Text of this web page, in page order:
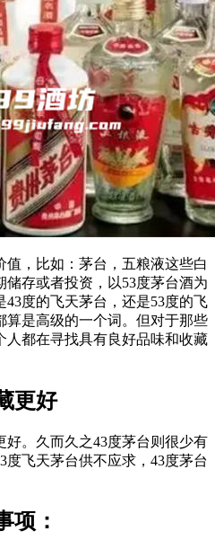
，比如：茅台，五粮液这些白
存或者投资，以53度茅台酒为
度的飞天茅台，还是53度的飞
算是高级的一个词。但对于那些
人都在寻找具有良好品味和收藏
更好
好。久而久之43度茅台则很少有
度飞天茅台供不应求，43度茅台
项：